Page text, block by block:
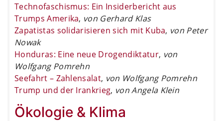
Technofaschismus: Ein Insiderbericht aus
Trumps Amerika, von Gerhard Klas
Zapatistas solidarisieren sich mit Kuba, von Peter
Nowak
Honduras: Eine neue Drogendiktatur, von
Wolfgang Pomrehn
Seefahrt – Zahlensalat, von Wolfgang Pomrehn
Trump und der Irankrieg, von Angela Klein
Ökologie & Klima